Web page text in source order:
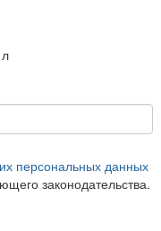
персональных данных
законодательства.